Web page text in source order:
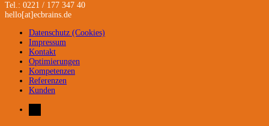
Tel.: 0221 / 177 347 40
hello[at]ecbrains.de
Datenschutz (Cookies)
Impressum
Kontakt
Optimierungen
Kompetenzen
Referenzen
Kunden